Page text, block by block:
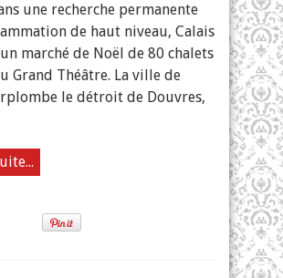
une recherche permanente
de haut niveau, Calais
marché de Noël de 80 chalets
Grand Théâtre. La ville de
le détroit de Douvres,